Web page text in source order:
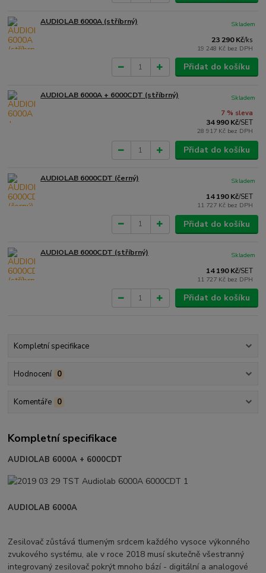
AUDIOLAB 6000A (stříbrný)
23 290 Kč/ks
19 248 Kč bez DPH
Skladem
Přidat do košíku
AUDIOLAB 6000A + 6000CDT (stříbrný)
7 % sleva
34 990 Kč/SET
28 917 Kč bez DPH
Skladem
Přidat do košíku
AUDIOLAB 6000CDT (černý)
14 190 Kč/SET
11 727 Kč bez DPH
Skladem
Přidat do košíku
AUDIOLAB 6000CDT (stříbrný)
14 190 Kč/SET
11 727 Kč bez DPH
Skladem
Přidat do košíku
Kompletní specifikace
Hodnocení 0
Komentáře 0
Kompletní specifikace
AUDIOLAB 6000A + 6000CDT
AUDIOLAB 6000A
Zesilovač zůstává tlumeným srdcem každého vysoce výkonného
zvukového systému, ale v roce 2018 musí skutečně všestranný
integrovaný zesilovač pokrýt mnoho bází - digitální a analogové